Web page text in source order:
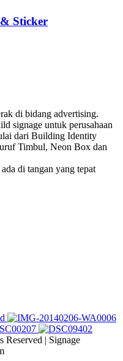
Sticker
di bidang advertising.
signage untuk perusahaan
dari Building Identity
Timbul, Neon Box dan
di tangan yang tepat
| Signage